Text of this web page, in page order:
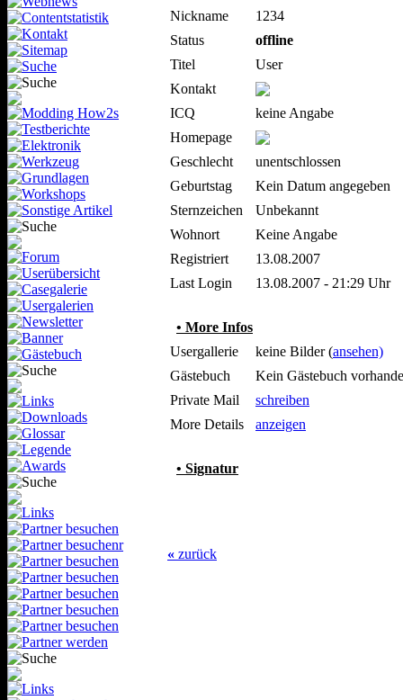
Nickname
1234
Status
offline
Titel
User
Kontakt
ICQ
keine Angabe
Homepage
Geschlecht
unentschlossen
Geburtstag
Kein Datum angegeben
Sternzeichen
Unbekannt
Wohnort
Keine Angabe
Registriert
13.08.2007
Last Login
13.08.2007 - 21:29 Uhr
• More Infos
Usergallerie
keine Bilder (ansehen)
Gästebuch
Kein Gästebuch
Private Mail
schreiben
More Details
anzeigen
• Signatur
« zurück